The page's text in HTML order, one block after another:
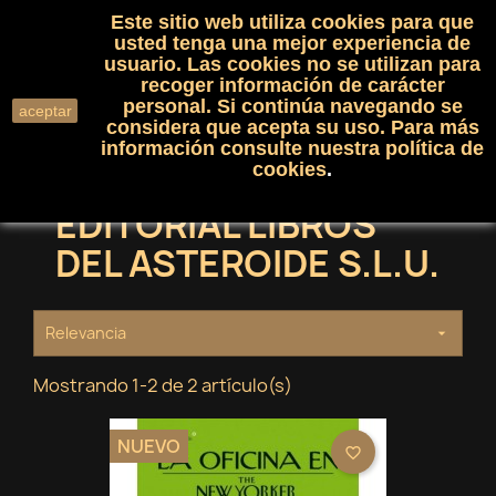
shopping_cart(0)

search
EDITORIAL LIBROS
DEL ASTEROIDE S.L.U.
Relevancia 
Mostrando 1-2 de 2 artículo(s)
NUEVO favorite_border
aceptar
Este sitio web utiliza cookies para que
usted tenga una mejor experiencia de
usuario. Las cookies no se utilizan para
recoger información de carácter
personal. Si continúa navegando se
considera que acepta su uso. Para más
información consulte nuestra política de
cookies.